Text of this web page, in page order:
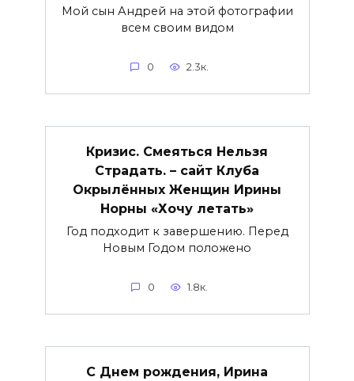
Мой сын Андрей на этой фотографии
всем своим видом
0 2.3к.
Кризис. Смеяться Нельзя
Страдать. – сайт Клуба
Окрылённых Женщин Ирины
Норны «Хочу летать»
Год подходит к завершению. Перед
Новым Годом положено
0 1.8к.
С Днем рождения, Ирина